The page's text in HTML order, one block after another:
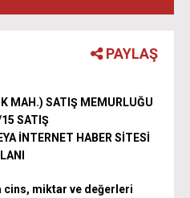
PAYLAŞ
MAH.) SATIŞ MEMURLUĞU
SATIŞ
İNTERNET HABER SİTESİ
cins, miktar ve değerleri